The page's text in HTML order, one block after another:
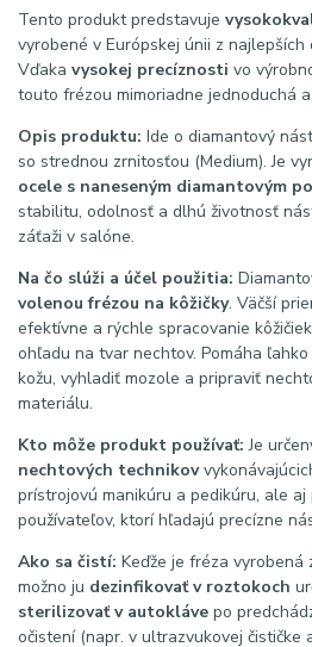
Tento produkt predstavuje
vyrobené v Európskej únii z
Vďaka vysokej precíznosti vo
touto frézou mimoriadne jednoduchá
Opis produktu: Ide o diamantový
so strednou zrnitosťou (Medium). Je
ocele s naneseným diamantovým
stabilitu, odolnosť a dlhú životnosť
záťaži v salóne.
Na čo slúži a účel použitia:
volenou frézou na kôžičky. Väčší
efektívne a rýchle spracovanie
ohľadu na tvar nechtov. Pomáha
kožu, vyhladiť mozole a pripraviť
materiálu.
Kto môže produkt používať: Je
nechtových technikov
prístrojovú manikúru a pedikúru, ale
používateľov, ktorí hľadajú precízne
Ako sa čistí: Keďže je fréza vyrobená
možno ju dezinfikovať v roztokoch
sterilizovať v autokláve po
očistení (napr. v ultrazvukovej čističke